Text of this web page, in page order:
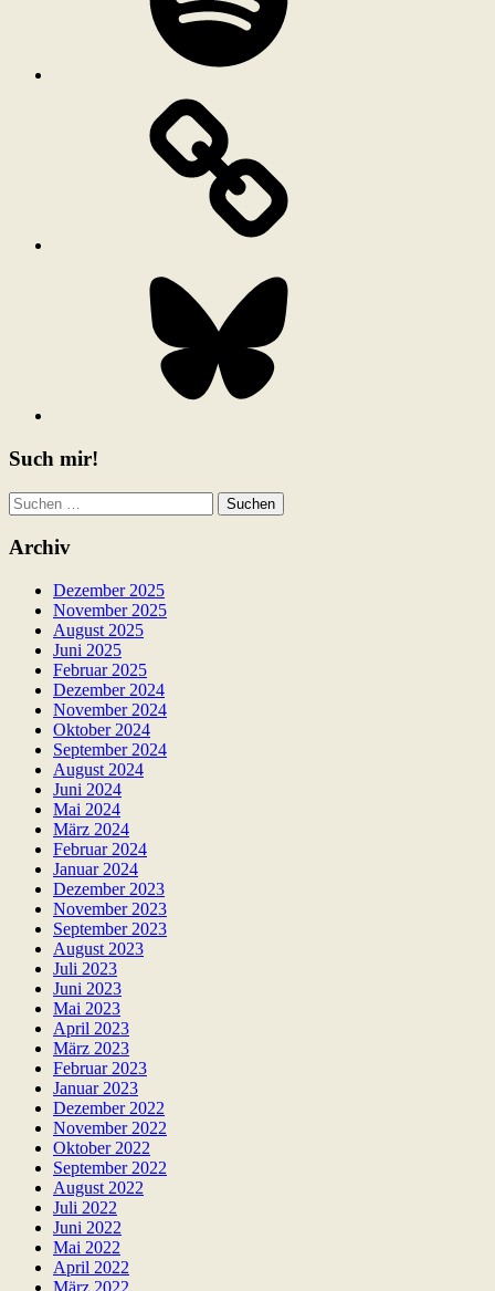
Such mir!
Suchen
nach:
Archiv
Dezember 2025
November 2025
August 2025
Juni 2025
Februar 2025
Dezember 2024
November 2024
Oktober 2024
September 2024
August 2024
Juni 2024
Mai 2024
März 2024
Februar 2024
Januar 2024
Dezember 2023
November 2023
September 2023
August 2023
Juli 2023
Juni 2023
Mai 2023
April 2023
März 2023
Februar 2023
Januar 2023
Dezember 2022
November 2022
Oktober 2022
September 2022
August 2022
Juli 2022
Juni 2022
Mai 2022
April 2022
März 2022